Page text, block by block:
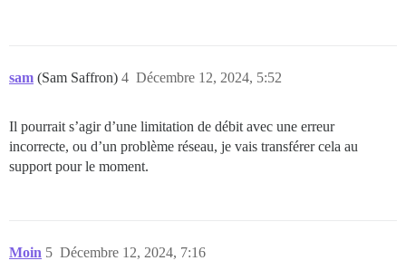
sam (Sam Saffron) Décembre 12, 2024, 5:52
4
Il pourrait s’agir d’une limitation de débit avec une erreur
incorrecte, ou d’un problème réseau, je vais transférer cela au
support pour le moment.
Moin Décembre 12, 2024, 7:16
5